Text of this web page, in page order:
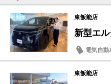
東飯能店
新型エ
電気自動
試乗車・
東飯能店